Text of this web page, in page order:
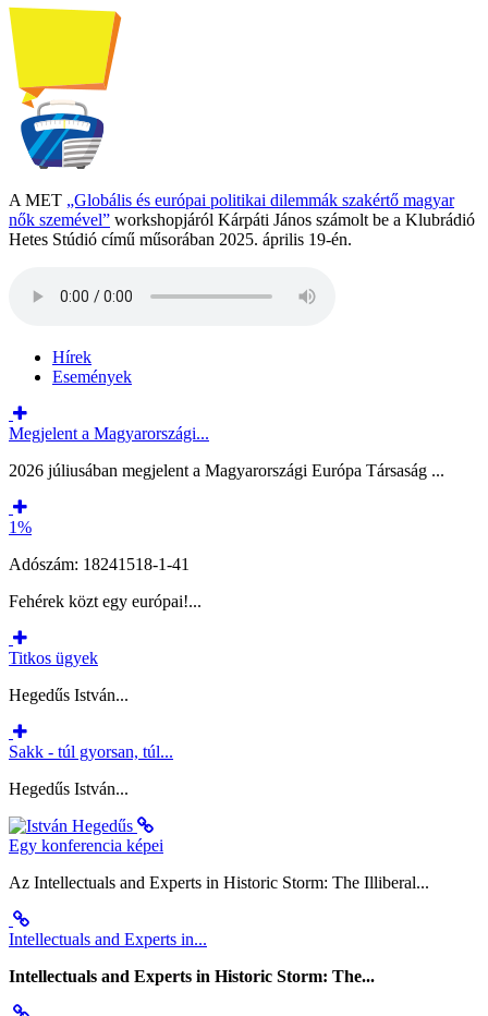
A MET „Globális és európai politikai dilemmák szakértő magyar
nők szemével” workshopjáról Kárpáti János számolt be a Klubrádió
Hetes Stúdió című műsorában 2025. április 19-én.
Hírek
Események
Megjelent a Magyarországi...
2026 júliusában megjelent a Magyarországi Európa Társaság ...
1%
Adószám: 18241518-1-41
Fehérek közt egy európai!...
Titkos ügyek
Hegedűs István...
Sakk - túl gyorsan, túl...
Hegedűs István...
Egy konferencia képei
Az Intellectuals and Experts in Historic Storm: The Illiberal...
Intellectuals and Experts in...
Intellectuals and Experts in Historic Storm: The...